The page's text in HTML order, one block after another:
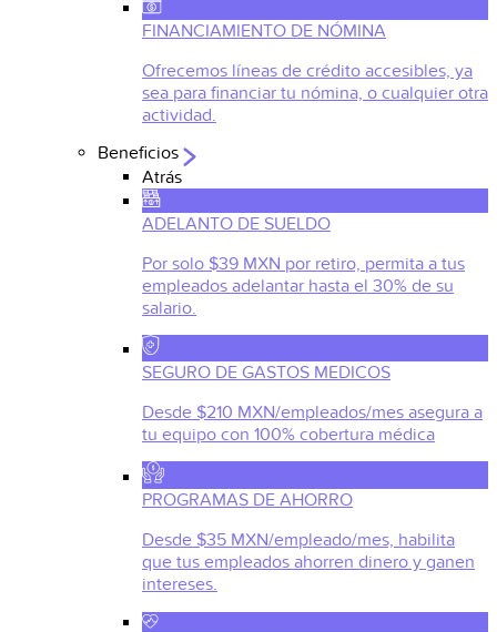
FINANCIAMIENTO DE NÓMINA
Ofrecemos líneas de crédito accesibles, ya
sea para financiar tu nómina, o cualquier otra
actividad.
Beneficios
Atrás
ADELANTO DE SUELDO
Por solo $39 MXN por retiro, permita a tus
empleados adelantar hasta el 30% de su
salario.
SEGURO DE GASTOS MEDICOS
Desde $210 MXN/empleados/mes asegura a
tu equipo con 100% cobertura médica
PROGRAMAS DE AHORRO
Desde $35 MXN/empleado/mes, habilita
que tus empleados ahorren dinero y ganen
intereses.